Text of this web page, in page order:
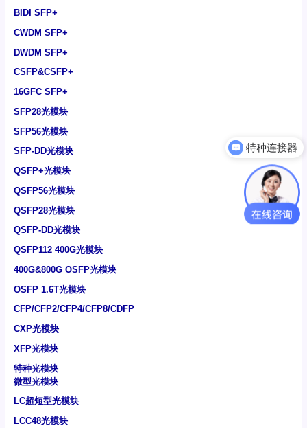
BIDI SFP+
CWDM SFP+
DWDM SFP+
CSFP&CSFP+
16GFC SFP+
SFP28光模块
SFP56光模块
SFP-DD光模块
QSFP+光模块
QSFP56光模块
QSFP28光模块
QSFP-DD光模块
QSFP112 400G光模块
400G&800G OSFP光模块
OSFP 1.6T光模块
CFP/CFP2/CFP4/CFP8/CDFP
CXP光模块
XFP光模块
特种光模块
微型光模块
LC超短型光模块
LCC48光模块
特种连接器